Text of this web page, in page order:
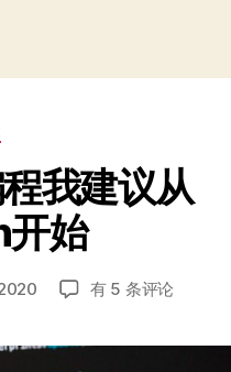
我建议从
始
为
有 5 条评论